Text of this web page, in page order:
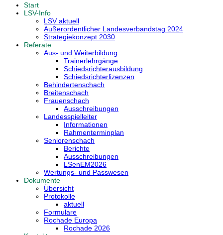
Start
LSV-Info
LSV aktuell
Außerordentlicher Landesverbandstag 2024
Strategiekonzept 2030
Referate
Aus- und Weiterbildung
Trainerlehrgänge
Schiedsrichterausbildung
Schiedsrichterlizenzen
Behindertenschach
Breitenschach
Frauenschach
Ausschreibungen
Landesspielleiter
Informationen
Rahmenterminplan
Seniorenschach
Berichte
Ausschreibungen
LSenEM2026
Wertungs- und Passwesen
Dokumente
Übersicht
Protokolle
aktuell
Formulare
Rochade Europa
Rochade 2026